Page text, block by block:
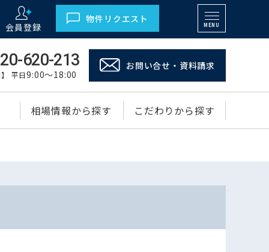
会員登録
物件リクエスト
MENU
620-213
】 平日9:00～18:00
お問い合せ・資料請求
相場情報から探す こだわりから探す